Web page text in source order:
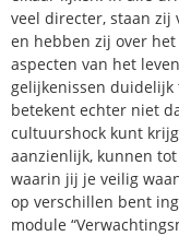
veel directer, staan zij
en hebben zij over
aspecten van het
gelijkenissen
betekent echter niet
cultuurshock kunt
aanzienlijk, kunnen
waarin jij je veilig
op verschillen bent
module